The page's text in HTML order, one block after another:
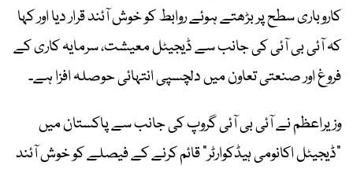
کاروباری سطح پر بڑھتے ہوئے روابط کو خوش آئند قرار دیا اور کہا
کہ آئی بی آئی کی جانب سے ڈیجیٹل معیشت، سرمایہ کاری کے
فروغ اور صنعتی تعاون میں دلچسپی انتہائی حوصلہ افزا ہے۔
وزیراعظم نے آئی بی آئی گروپ کی جانب سے پاکستان میں
“ڈیجیٹل اکانومی ہیڈکوارٹر” قائم کرنے کے فیصلے کو خوش آئند